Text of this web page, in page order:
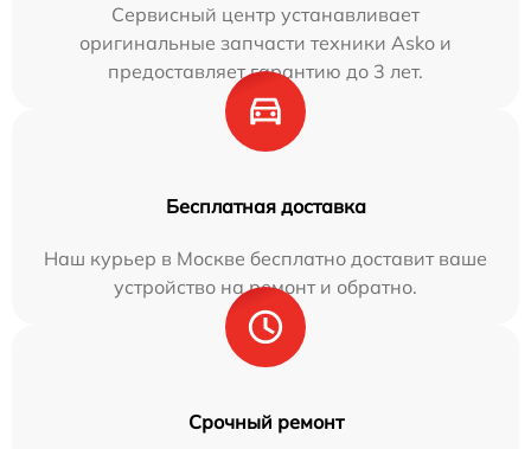
Сервисный центр устанавливает
оригинальные запчасти техники Asko и
предоставляет гарантию до 3 лет.
Бесплатная доставка
Наш курьер в Москве бесплатно доставит ваше
устройство на ремонт и обратно.
Срочный ремонт